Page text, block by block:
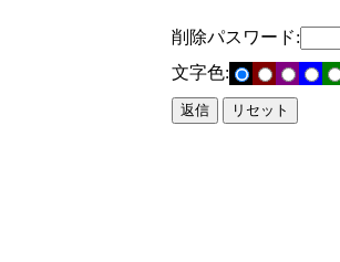
削除パスワード:
文字色: